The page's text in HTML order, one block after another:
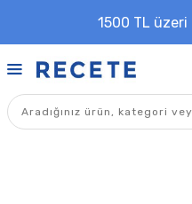
1500 TL üzeri